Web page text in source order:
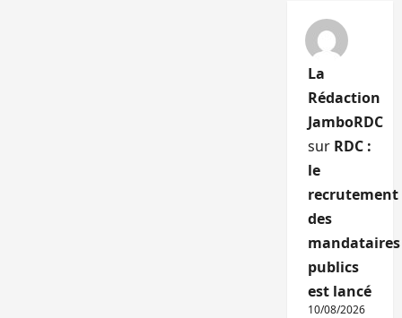
La
Rédaction
JamboRDC
sur RDC :
le
recrutement
des
mandataires
publics
est lancé
10/08/2026